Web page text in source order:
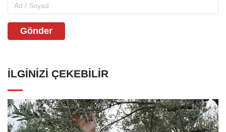
Gönder
İLGINIZI ÇEKEBILIR